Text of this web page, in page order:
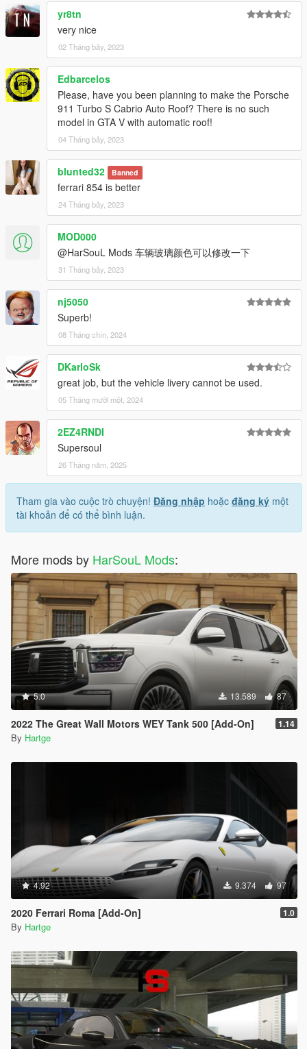
yr8tn
very nice
02 Tháng bảy, 2023
Edbarcelos
Please, have you been planning to make the Porsche
911 Turbo S Cabrio Auto Roof? There is no such
model in GTA V with automatic roof!
04 Tháng bảy, 2023
blunted32 Banned
ferrari 854 is better
24 Tháng bảy, 2023
MOD000
@HarSouL Mods 车辆玻璃颜色可以修改一下
31 Tháng bảy, 2023
nj5050
Superb!
08 Tháng chín, 2024
DKarloSk
great job, but the vehicle livery cannot be used.
05 Tháng mười một, 2024
2EZ4RNDI
Supersoul
26 Tháng năm, 2025
Tham gia vào cuộc trò chuyện! Đăng nhập hoặc đăng ký một
tài khoản để có thể bình luận.
More mods by HarSouL Mods:
5.0 13.589 87
2022 The Great Wall Motors WEY Tank 500 [Add-On] 1.14
By Hartge
4.92 9.374 97
2020 Ferrari Roma [Add-On] 1.0
By Hartge